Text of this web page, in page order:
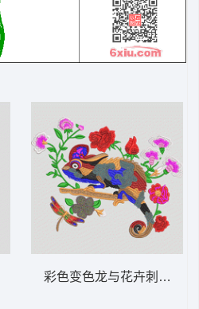
彩色变色龙与花卉刺绣图